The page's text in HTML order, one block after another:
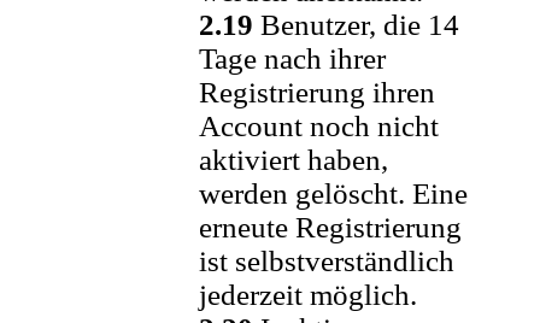
2.19 Benutzer, die 14
Tage nach ihrer
Registrierung ihren
Account noch nicht
aktiviert haben,
werden gelöscht. Eine
erneute Registrierung
ist selbstverständlich
jederzeit möglich.